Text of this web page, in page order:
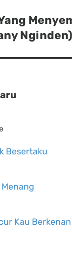
Nginden)
Besertaku
Kau Berkenan